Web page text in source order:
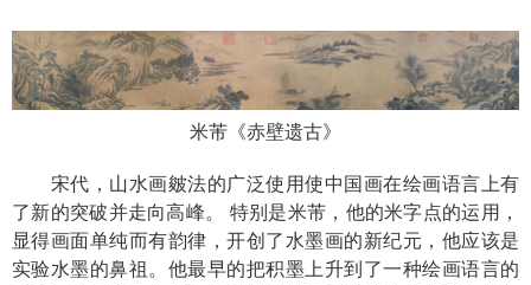
米芾《赤壁遗古》
宋代，山水画皴法的广泛使用使中国画在绘画语言上有
了新的突破并走向高峰。 特别是米芾，他的米字点的运用，
显得画面单纯而有韵律，开创了水墨画的新纪元，他应该是
实验水墨的鼻祖。他最早的把积墨上升到了一种绘画语言的